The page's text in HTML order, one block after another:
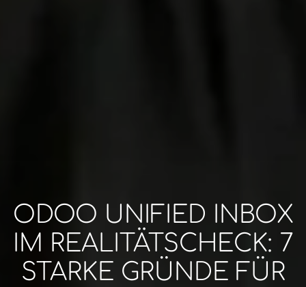
ODOO UNIFIED INBOX
IM REALITÄTSCHECK: 7
STARKE GRÜNDE FÜR